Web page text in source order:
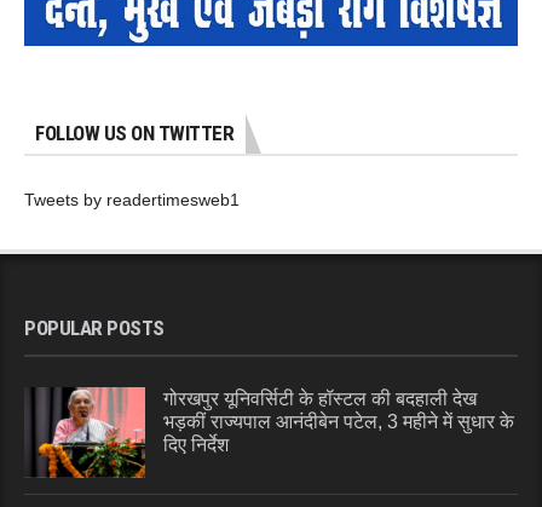
FOLLOW US ON TWITTER
Tweets by readertimesweb1
POPULAR POSTS
गोरखपुर यूनिवर्सिटी के हॉस्टल की बदहाली देख
भड़कीं राज्यपाल आनंदीबेन पटेल, 3 महीने में सुधार के
दिए निर्देश